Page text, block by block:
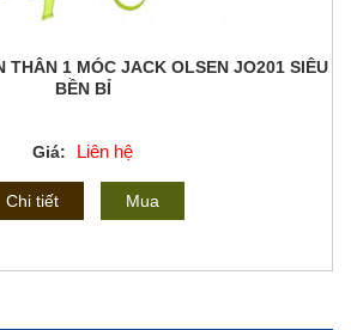
THÂN 1 MÓC JACK OLSEN JO201 SIÊU
BỀN BỈ
Giá: Liên hệ
Chi tiết Mua